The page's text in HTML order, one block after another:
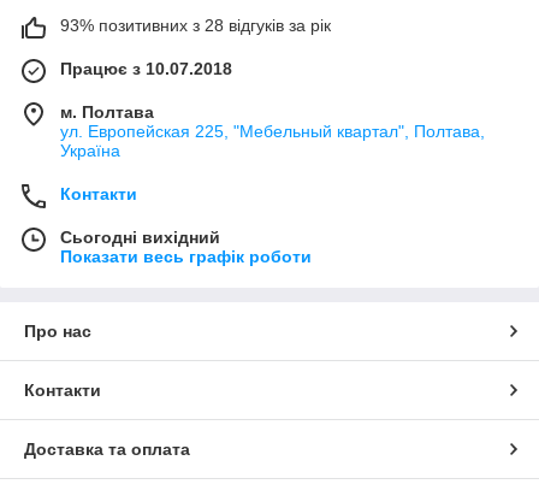
93% позитивних з 28 відгуків за рік
Працює з 10.07.2018
м. Полтава
ул. Европейская 225, "Мебельный квартал", Полтава,
Україна
Контакти
Сьогодні вихідний
Показати весь графік роботи
Про нас
Контакти
Доставка та оплата